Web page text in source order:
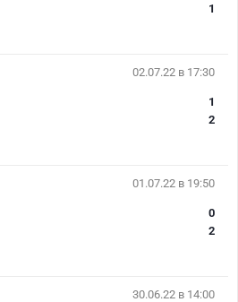
1
02.07.22 в 17:30
1
2
01.07.22 в 19:50
0
2
30.06.22 в 14:00